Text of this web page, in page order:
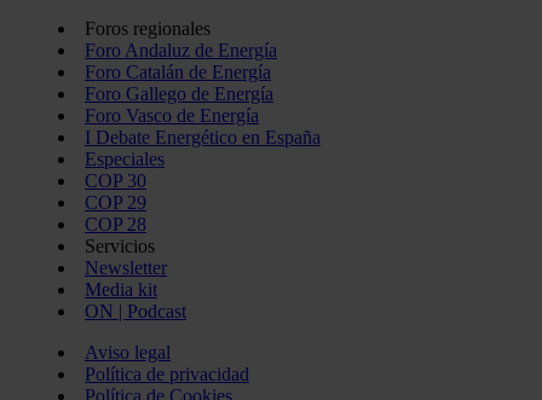
Foros regionales
Foro Andaluz de Energía
Foro Catalán de Energía
Foro Gallego de Energía
Foro Vasco de Energía
I Debate Energético en España
Especiales
COP 30
COP 29
COP 28
Servicios
Newsletter
Media kit
ON | Podcast
Aviso legal
Política de privacidad